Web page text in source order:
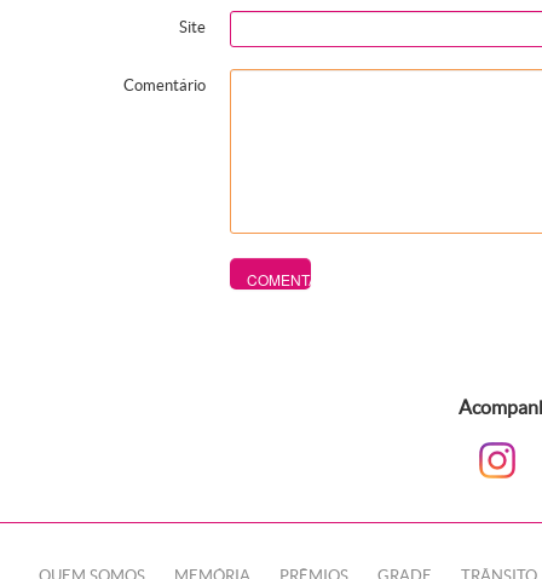
Site
Comentário